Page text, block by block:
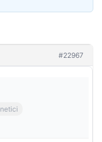
#22967